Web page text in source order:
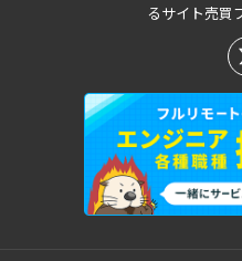
るサイト売買